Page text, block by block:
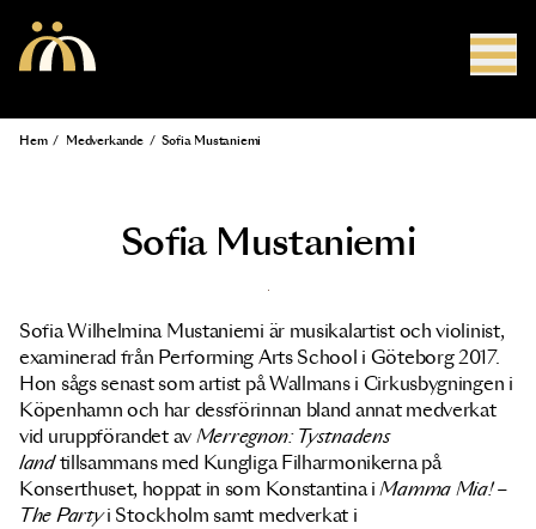
Länkstig
Hem / Medverkande / Sofia Mustaniemi
Sofia Mustaniemi
Sofia Wilhelmina Mustaniemi är musikalartist och violinist,
examinerad från Performing Arts School i Göteborg 2017.
Hon sågs senast som artist på Wallmans i Cirkusbygningen i
Köpenhamn och har dessförinnan bland annat medverkat
vid uruppförandet av Merregnon: Tystnadens
land tillsammans med Kungliga Filharmonikerna på
Konserthuset, hoppat in som Konstantina iMamma Mia! –
The Partyi Stockholm samt medverkat i